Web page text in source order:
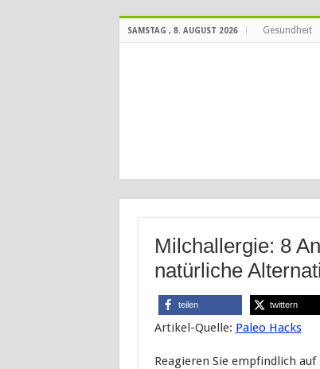
SAMSTAG , 8. AUGUST 2026 Gesundheit
Milchallergie: 8
natürliche
teilen twittern
Artikel-Quelle: Paleo Hacks
Reagieren Sie empfindlich auf